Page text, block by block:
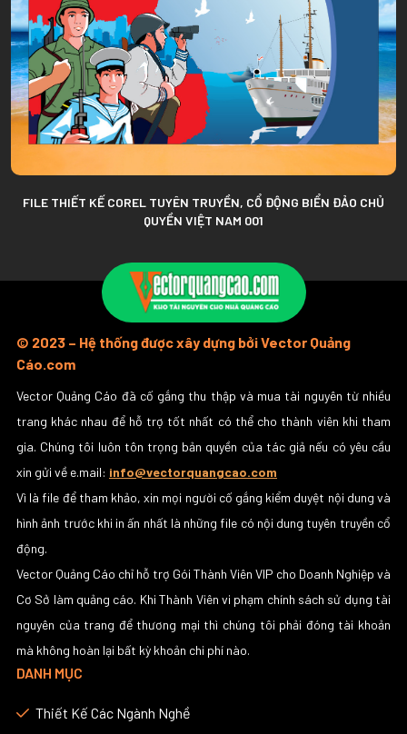
FILE THIẾT KẾ COREL TUYÊN TRUYỀN, CỔ ĐỘNG BIỂN ĐẢO CHỦ
QUYỀN VIỆT NAM 001
© 2023 – Hệ thống được xây dựng bởi Vector Quảng
Cáo.com
Vector Quảng Cáo đã cố gắng thu thập và mua tài nguyên từ nhiều
trang khác nhau để hỗ trợ tốt nhất có thể cho thành viên khi tham
gia. Chúng tôi luôn tôn trọng bản quyền của tác giả nếu có yêu cầu
xin gửi về e.mail: info@vectorquangcao.com
Vì là file để tham khảo, xin mọi người cố gắng kiểm duyệt nội dung và
hình ảnh trước khi in ấn nhất là những file có nội dung tuyên truyền cổ
động.
Vector Quảng Cáo chỉ hỗ trợ Gói Thành Viên VIP cho Doanh Nghiệp và
Cơ Sở làm quảng cáo. Khi Thành Viên vi phạm chính sách sử dụng tài
nguyên của trang để thương mại thì chúng tôi phải đóng tài khoản
mà không hoàn lại bất kỳ khoản chi phí nào.
DANH MỤC
Thiết Kế Các Ngành Nghề